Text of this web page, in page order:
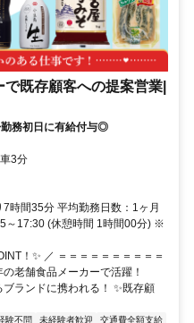
既存顧客への提案営業|
務初日に有給付与◎
3分
時間35分 平均勤務日数：1ヶ月
～17:30 (休憩時間 1時間00分) ※
！✨ ／ ＝＝＝＝＝＝＝＝＝＝
老舗食品メーカーで活躍！
ランドに携われる！ ✨既存顧
験不問 未経験者歓迎
交通費全額支給